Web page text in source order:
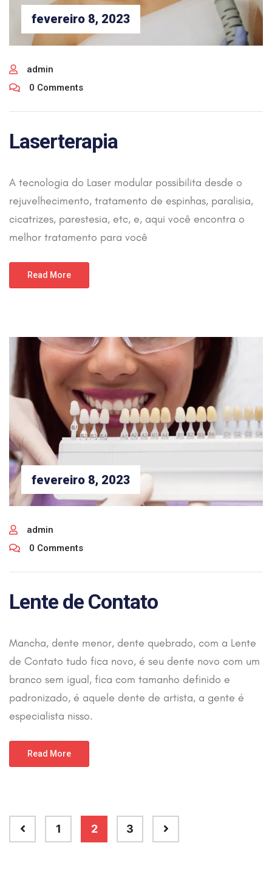
fevereiro 8, 2023
admin
0 Comments
Laserterapia
A tecnologia do Laser modular possibilita desde o
rejuvelhecimento, tratamento de espinhas, paralisia,
cicatrizes, parestesia, etc, e, aqui você encontra o
melhor tratamento para você
Read More
fevereiro 8, 2023
admin
0 Comments
Lente de Contato
Mancha, dente menor, dente quebrado, com a Lente
de Contato tudo fica novo, é seu dente novo com um
branco sem igual, fica com tamanho definido e
padronizado, é aquele dente de artista, a gente é
especialista nisso.
Read More
1 2 3